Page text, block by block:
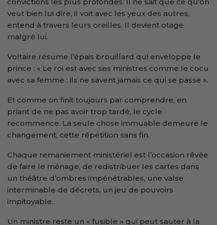
veut bien lui dire, il voit avec les yeux des autres,
entend à travers leurs oreilles. Il devient otage
malgré lui.
Voltaire résume l’épais brouillard qui enveloppe le
prince : « Le roi est avec ses ministres comme le cocu
avec sa femme : ils ne savent jamais ce qui se passe ».
Et comme on finit toujours par comprendre, en
priant de ne pas avoir trop tardé, le cycle
recommence. La seule chose immuable demeure le
changement, cette répétition sans fin.
Chaque remaniement ministériel est l’occasion rêvée
de faire le ménage, de redistribuer les cartes dans
un théâtre d’ombres impénétrables, une valse
interminable de décrets, un jeu de pouvoirs
impitoyable.
Un ministre reste un « fusible » qui peut sauter à la